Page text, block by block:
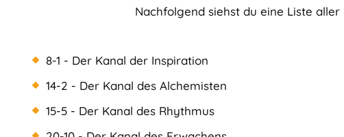
Nachfolgend siehst du eine Liste
8-1 - Der Kanal der Inspiration
14-2 - Der Kanal des Alchemisten
15-5 - Der Kanal des Rhythmus